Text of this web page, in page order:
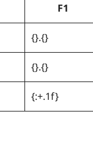
F1
{}.{}
{}.{}
{:+.1f}